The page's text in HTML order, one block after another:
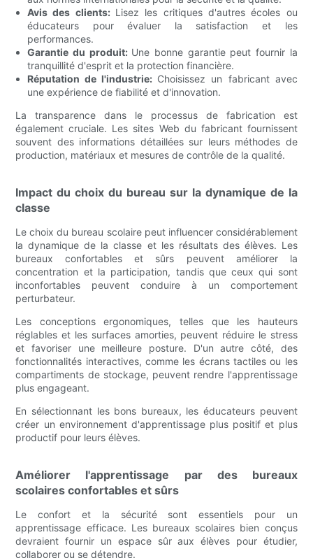
Avis des clients: Lisez les critiques d'autres écoles ou
éducateurs pour évaluer la satisfaction et les
performances.
Garantie du produit: Une bonne garantie peut fournir la
tranquillité d'esprit et la protection financière.
Réputation de l'industrie: Choisissez un fabricant avec
une expérience de fiabilité et d'innovation.
La transparence dans le processus de fabrication est
également cruciale. Les sites Web du fabricant fournissent
souvent des informations détaillées sur leurs méthodes de
production, matériaux et mesures de contrôle de la qualité.
Impact du choix du bureau sur la dynamique de la
classe
Le choix du bureau scolaire peut influencer considérablement
la dynamique de la classe et les résultats des élèves. Les
bureaux confortables et sûrs peuvent améliorer la
concentration et la participation, tandis que ceux qui sont
inconfortables peuvent conduire à un comportement
perturbateur.
Les conceptions ergonomiques, telles que les hauteurs
réglables et les surfaces amorties, peuvent réduire le stress
et favoriser une meilleure posture. D'un autre côté, des
fonctionnalités interactives, comme les écrans tactiles ou les
compartiments de stockage, peuvent rendre l'apprentissage
plus engageant.
En sélectionnant les bons bureaux, les éducateurs peuvent
créer un environnement d'apprentissage plus positif et plus
productif pour leurs élèves.
Améliorer l'apprentissage par des bureaux
scolaires confortables et sûrs
Le confort et la sécurité sont essentiels pour un
apprentissage efficace. Les bureaux scolaires bien conçus
devraient fournir un espace sûr aux élèves pour étudier,
collaborer ou se détendre.